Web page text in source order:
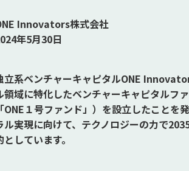
Innovators株式会社
年5月30日
立系ベンチャーキャピタルONE
領域に特化したベンチャーキャピタルフ
「ONE１号ファンド」）を設立したこと
ル実現に向けて、テクノロジーの力で
としています。